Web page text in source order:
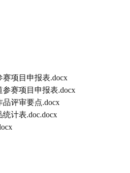
项目申报表.docx
赛项目申报表.docx
品评审要点.docx
计表.doc.docx